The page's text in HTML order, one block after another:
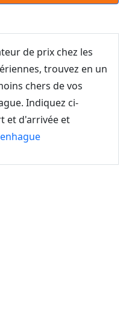
de prix chez les
trouvez en un
chers de vos
Indiquez ci-
et d'arrivée et